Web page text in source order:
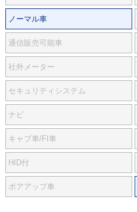
ノーマル車
通信販売可能車
社外メーター
セキュリティシステム
ナビ
キャブ車/FI車
HID付
ボアアップ車